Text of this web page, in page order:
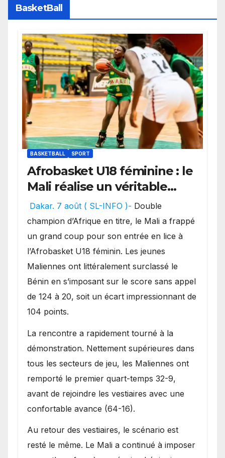
BasketBall
BASKETBALL SPORT
Afrobasket U18 féminine : le
Mali réalise un véritable
festival offensif et inflige
une lourde défaite au
Bénin.
Dakar. 7 août ( SL-INFO )- Double
champion d’Afrique en titre, le Mali a frappé
un grand coup pour son entrée en lice à
l’Afrobasket U18 féminin. Les jeunes
Maliennes ont littéralement surclassé le
Bénin en s’imposant sur le score sans appel
de 124 à 20, soit un écart impressionnant de
104 points.
La rencontre a rapidement tourné à la
démonstration. Nettement supérieures dans
tous les secteurs de jeu, les Maliennes ont
remporté le premier quart-temps 32-9,
avant de rejoindre les vestiaires avec une
confortable avance (64-16).
Au retour des vestiaires, le scénario est
resté le même. Le Mali a continué à imposer